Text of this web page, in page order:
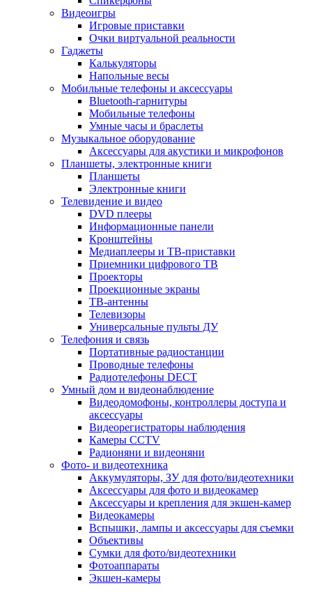
Видеоигры
Игровые приставки
Очки виртуальной реальности
Гаджеты
Калькуляторы
Напольные весы
Мобильные телефоны и аксессуары
Bluetooth-гарнитуры
Мобильные телефоны
Умные часы и браслеты
Музыкальное оборудование
Аксессуары для акустики и микрофонов
Планшеты, электронные книги
Планшеты
Электронные книги
Телевидение и видео
DVD плееры
Информационные панели
Кронштейны
Медиаплееры и ТВ-приставки
Приемники цифрового ТВ
Проекторы
Проекционные экраны
ТВ-антенны
Телевизоры
Универсальные пульты ДУ
Телефония и связь
Портативные радиостанции
Проводные телефоны
Радиотелефоны DECT
Умный дом и видеонаблюдение
Видеодомофоны, контроллеры доступа и
аксессуары
Видеорегистраторы наблюдения
Камеры CCTV
Радионяни и видеоняни
Фото- и видеотехника
Аккумуляторы, ЗУ для фото/видеотехники
Аксессуары для фото и видеокамер
Аксессуары и крепления для экшен-камер
Видеокамеры
Вспышки, лампы и аксессуары для съемки
Объективы
Сумки для фото/видеотехники
Фотоаппараты
Экшен-камеры